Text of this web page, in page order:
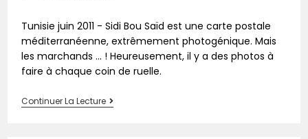
Tunisie juin 2011 - Sidi Bou Saïd est une carte postale
méditerranéenne, extrêmement photogénique. Mais
les marchands ... ! Heureusement, il y a des photos à
faire à chaque coin de ruelle.
Continuer La Lecture